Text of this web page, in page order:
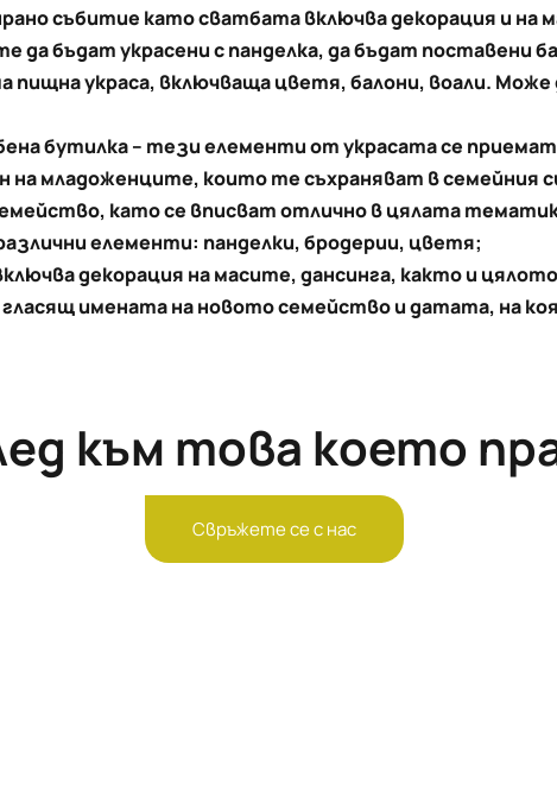
събитие като сватбата включва декорация и
бъдат украсени с панделка, да бъдат поставени
пищна украса, включваща цветя, балони, воали.
бутилка – тези елементи от украсата се
младоженците, които те съхраняват в семейния
като се вписват отлично в цялата
елементи: панделки, бродерии, цветя;
декорация на масите, дансинга, както и
имената на новото семейство и датата, на
към това което
Свръжете се с нас